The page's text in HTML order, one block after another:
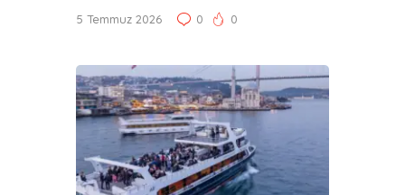
5 Temmuz 2026 0 0